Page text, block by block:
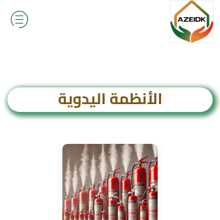
الأنظمة اليدوية